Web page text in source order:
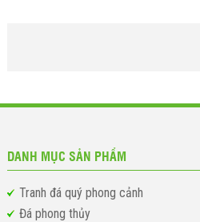
DANH MỤC SẢN PHẨM
Tranh đá quý phong cảnh
Đá phong thủy